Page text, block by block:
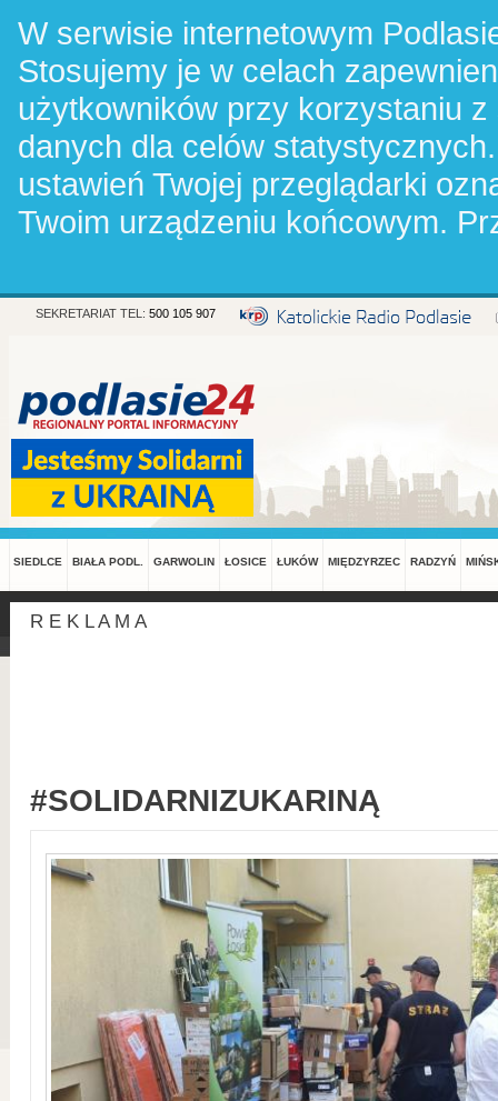
W serwisie internetowym
Stosujemy je w celach
użytkowników przy korzystaniu
danych dla celów
ustawień Twojej przeglądarki
Twoim urządzeniu końcowym.
SEKRETARIAT TEL: 500 105 907
SIEDLCE BIAŁA PODL. GARWOLIN ŁOSICE ŁUKÓW MIĘDZYRZEC RADZYŃ
R E K L A M A
#SOLIDARNIZUKARINĄ